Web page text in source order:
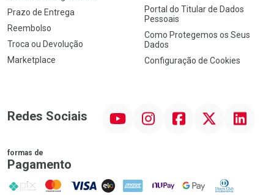
Prazo de Entrega
Reembolso
Troca ou Devolução
Marketplace
Portal do Titular de Dados
Pessoais
Como Protegemos os Seus
Dados
Configuração de Cookies
Redes Sociais InstagramFacebookTwitter Linkedin
formas de
Pagamento
PIX MasterCard
VISA ELO AMEX NuPay Google PayDiners Club